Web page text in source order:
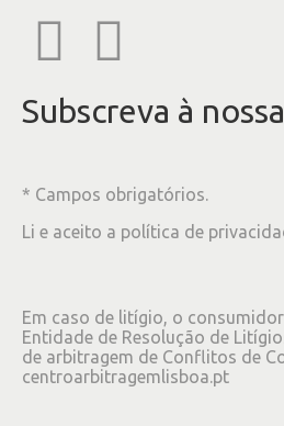
Subscreva à
* Campos obrigatórios.
Li e aceito a política de
Em caso de litígio, o
Entidade de Resolução de
de arbitragem de Conflitos de
centroarbitragemlisboa.pt